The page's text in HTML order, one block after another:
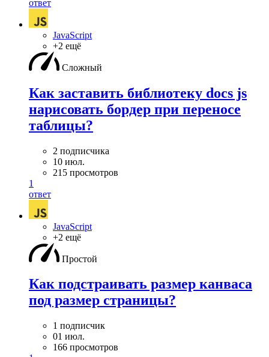
ответ
JavaScript
+2 ещё
Сложный
Как заставить библиотеку docs js
нарисовать бордер при переносе
таблицы?
2 подписчика
10 июл.
215 просмотров
1
ответ
JavaScript
+2 ещё
Простой
Как подстраивать размер канваса
под размер страницы?
1 подписчик
01 июл.
166 просмотров